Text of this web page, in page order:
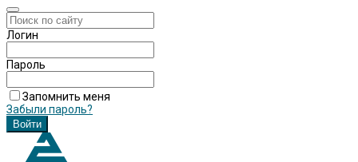
Логин
Пароль
Запомнить меня
Забыли пароль?